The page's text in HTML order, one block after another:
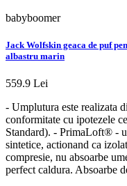
babyboomer
Jack Wolfskin geaca de puf
albastru marin
559.9 Lei
- Umplutura este realizata
conformitate cu ipotezele
Standard). - PrimaLoft® -
sintetice, actionand ca
compresie, nu absoarbe
perfect caldura. Absoarbe